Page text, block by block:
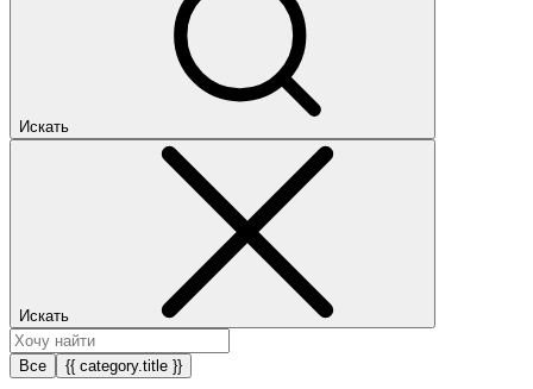
Искать
Искать
Все {{ category.title }}